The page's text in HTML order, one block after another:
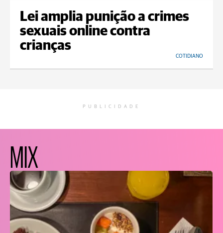
Lei amplia punição a crimes
sexuais online contra
crianças
COTIDIANO
PUBLICIDADE
MIX